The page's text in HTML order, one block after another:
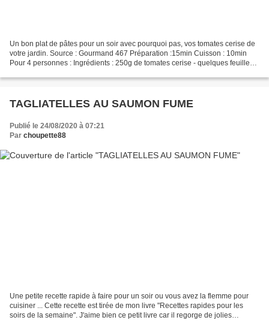
Un bon plat de pâtes pour un soir avec pourquoi pas, vos tomates cerise de
votre jardin. Source : Gourmand 467 Préparation :15min Cuisson : 10min
Pour 4 personnes : Ingrédients : 250g de tomates cerise - quelques feuilles
TAGLIATELLES AU SAUMON FUME
Publié le 24/08/2020 à 07:21
Par choupette88
Une petite recette rapide à faire pour un soir ou vous avez la flemme pour
cuisiner ... Cette recette est tirée de mon livre "Recettes rapides pour les
soirs de la semaine". J'aime bien ce petit livre car il regorge de jolies